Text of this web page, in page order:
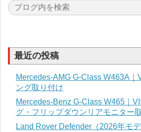
最近の投稿
Mercedes-AMG G-Class W463A｜
ング取り付け
Mercedes-Benz G-Class W465｜
グ・フリップダウンリアモニター
Land Rover Defender（2026年モ